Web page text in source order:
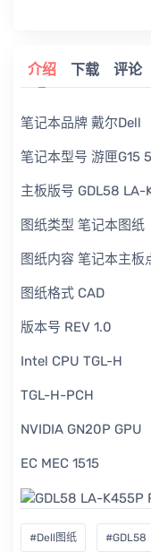
介绍 下载 评论
笔记本品牌 戴尔Dell
笔记本型号 游匣G15
主板版号 GDL58 LA-
图纸类型 笔记本图纸
图纸内容 笔记本主板
图纸格式 CAD
版本号 REV 1.0
Intel CPU TGL-H
TGL-H-PCH
NVIDIA GN20P GPU
EC MEC 1515
#Dell图纸 #GDL58